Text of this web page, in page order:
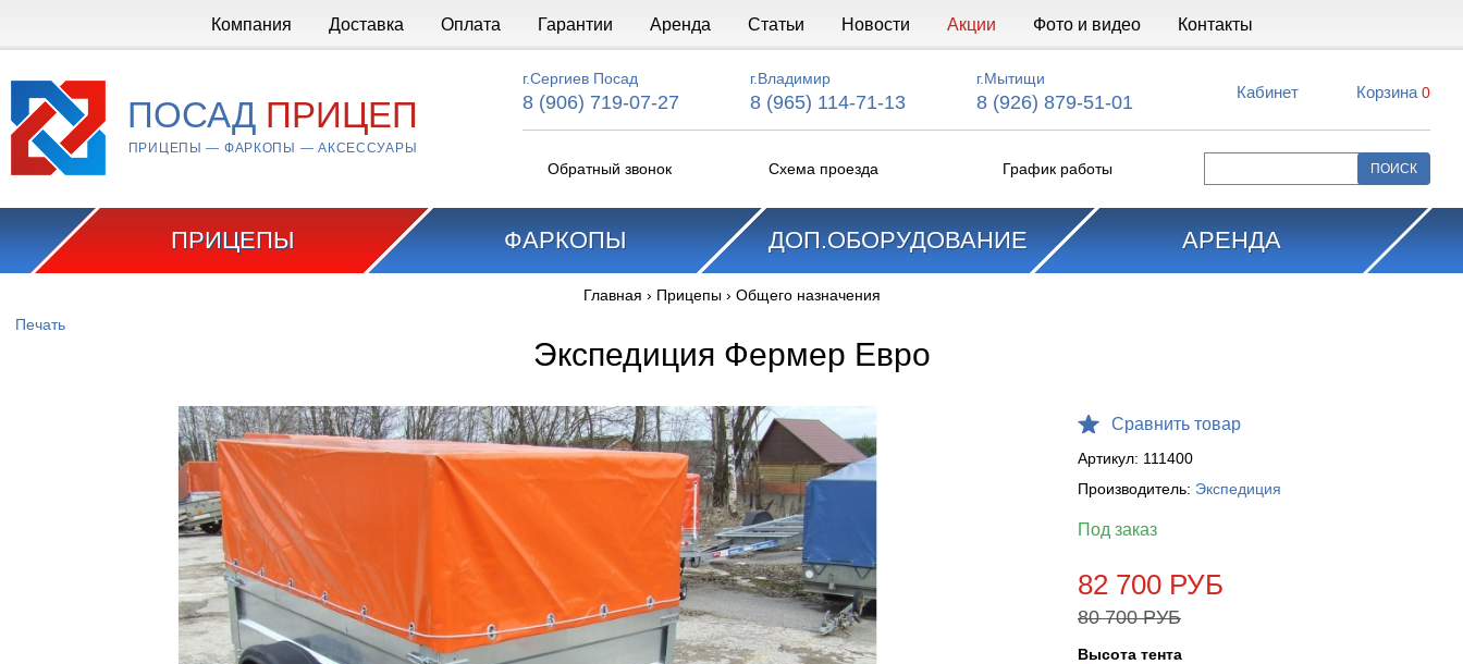
Компания Доставка Оплата Гарантии Аренда Статьи Новости Акции Фото и видео Контакты
ПОСАД ПРИЦЕП
ПРИЦЕПЫ — ФАРКОПЫ — АКСЕССУАРЫ
г.Сергиев Посад
8 (906) 719-07-27
г.Владимир
8 (965) 114-71-13
г.Мытищи
8 (926) 879-51-01 Кабинет Корзина 0
Обратный звонок Схема проезда График работы
ПРИЦЕПЫ ФАРКОПЫ ДОП.ОБОРУДОВАНИЕ АРЕНДА
Главная › Прицепы› Общего назначения
Печать
Экспедиция Фермер Евро
Сравнить товар
Артикул: 111400
Производитель: Экспедиция
Под заказ
82 700 РУБ
80 700 РУБ
Высота тента